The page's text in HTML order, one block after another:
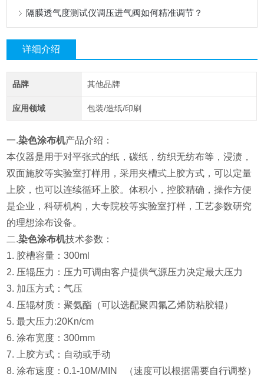
隔膜透气度测试仪调压进气阀如何精准调节？
详细介绍
品牌 其他品牌
应用领域 包装/造纸/印刷
一.染色涂布机产品介绍：
本仪器是用于对平张式的纸，碳纸，纺织无纺布等，浸渍，
双面施胶等实验室打样用，采用夹槽式上胶方式，可以定量
上胶，也可以连续循环上胶。体积小，控胶精确，操作方便
是企业，科研机构，大专院校等实验室打样，工艺参数研究
的理想涂布设备。
二.染色涂布机技术参数：
1. 胶槽容量：300ml
2. 压辊压力：压力可调由客户提供气源压力决定最大压力
3. 加压方式：气压
4. 压辊材质：聚氨酯（可以选配聚四氟乙烯防粘胶辊）
5. 最大压力:20Kn/cm
6. 涂布宽度：300mm
7. 上胶方式：自动或手动
8. 涂布速度：0.1-10M/MIN （速度可以根据需要自行调整）